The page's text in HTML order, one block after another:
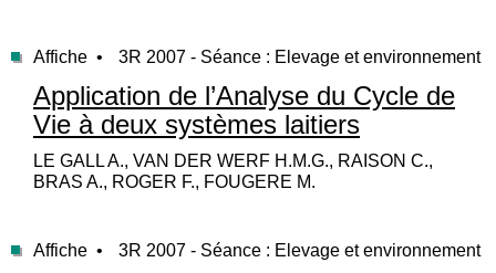
Affiche • 3R 2007 - Séance : Elevage et environnement
Application de l’Analyse du Cycle de
Vie à deux systèmes laitiers
LE GALL A., VAN DER WERF H.M.G., RAISON C.,
BRAS A., ROGER F., FOUGERE M.
Affiche • 3R 2007 - Séance : Elevage et environnement